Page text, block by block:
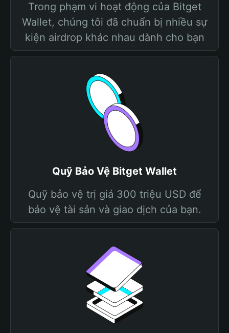
Trong phạm vi hoạt động của Bitget
Wallet, chúng tôi đã chuẩn bị nhiều sự
kiện airdrop khác nhau dành cho bạn
Quỹ Bảo Vệ Bitget Wallet
Quỹ bảo vệ trị giá 300 triệu USD để
bảo vệ tài sản và giao dịch của bạn.